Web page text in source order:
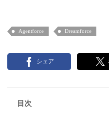
Agentforce Dreamforce
シェア
目次